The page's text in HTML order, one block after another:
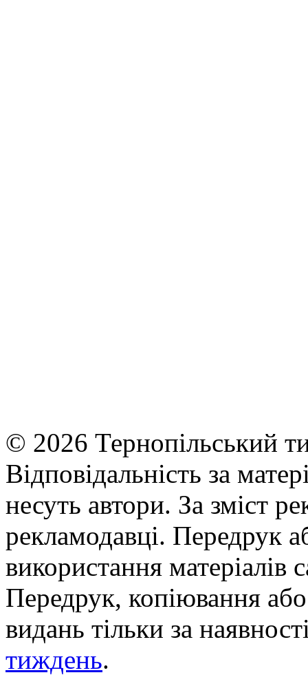
© 2026 Тернопільський
Відповідальність за
несуть автори. За зміст
рекламодавці. Передрук
використання матеріалів
Передрук, копіювання
видань тільки за
тиждень.